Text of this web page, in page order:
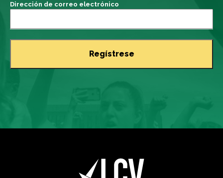
Dirección de correo electrónico